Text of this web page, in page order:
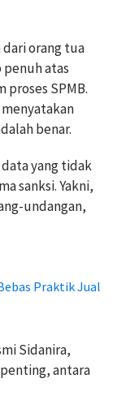
orang tua
atas
proses SPMB.
benar.
yang tidak
sanksi. Yakni,
undangan,
Praktik Jual
Sidanira,
antara